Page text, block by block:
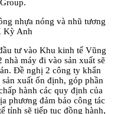
tư vào Khu kinh tế Vũng
máy đi vào sản xuất sẽ
Đề nghị 2 công ty khẩn
xuất ổn định, góp phần
hành các quy định của
phương đảm bảo công tác
tỉnh sẽ tiếp tục đồng hành,